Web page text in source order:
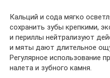
Кальций и сода мягко
сохранить зубы крепкими,
и периллы нейтрализуют
и мяты дают длительное
Регулярное использование
налета и зубного камня.